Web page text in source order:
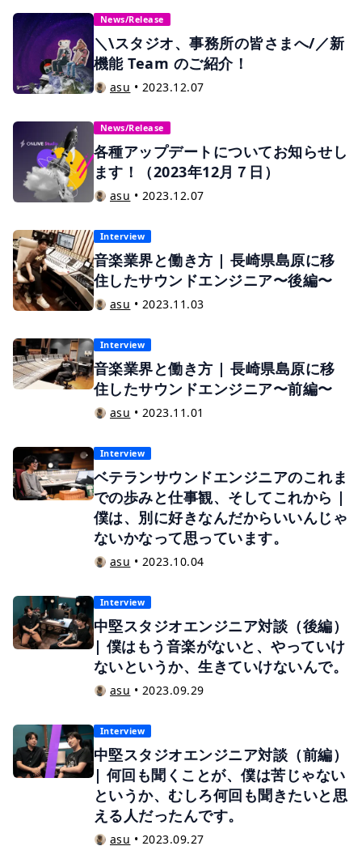
News/Release
＼\スタジオ、事務所の皆さまへ/／新
機能 Team のご紹介！
asu • 2023.12.07
News/Release
各種アップデートについてお知らせし
ます！（2023年12月７日）
asu • 2023.12.07
Interview
音楽業界と働き方 | 長崎県島原に移
住したサウンドエンジニア〜後編〜
asu • 2023.11.03
Interview
音楽業界と働き方 | 長崎県島原に移
住したサウンドエンジニア〜前編〜
asu • 2023.11.01
Interview
ベテランサウンドエンジニアのこれま
での歩みと仕事観、そしてこれから |
僕は、別に好きなんだからいいんじゃ
ないかなって思っています。
asu • 2023.10.04
Interview
中堅スタジオエンジニア対談（後編）
| 僕はもう音楽がないと、やっていけ
ないというか、生きていけないんで。
asu • 2023.09.29
Interview
中堅スタジオエンジニア対談（前編）
| 何回も聞くことが、僕は苦じゃない
というか、むしろ何回も聞きたいと思
える人だったんです。
asu • 2023.09.27